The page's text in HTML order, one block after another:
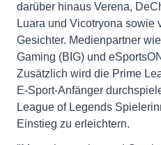
darüber hinaus Verena,
Luara und Vicotryona sowie
Gesichter. Medienpartner
Gaming (BIG) und
Zusätzlich wird die Prime
E-Sport-Anfänger
League of Legends
Einstieg zu erleichtern.